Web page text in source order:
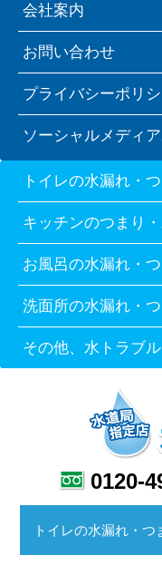
会社案内
お問い合わせ
プライバシーポリ
ソーシャルメディ
トイレの水漏れ・
キッチンのつまり
お風呂の水漏れ・
洗面所の水漏れ・
その他、水トラブル
0120-
トイレの水漏れ・